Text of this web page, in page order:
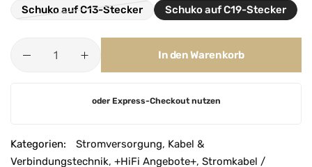
Schuko auf C13-Stecker Schuko auf C19-Stecker
In den Warenkorb
e
r
oder Express-Checkout nutzen
Kategorien: Stromversorgung, Kabel &
Verbindungstechnik, +HiFi Angebote+, Stromkabel /